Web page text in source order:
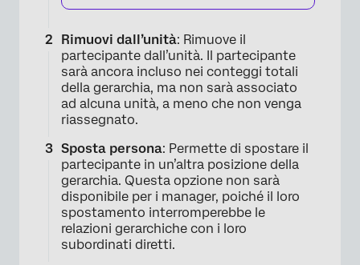
Rimuovi dall’unità: Rimuove il
partecipante dall’unità. Il partecipante
sarà ancora incluso nei conteggi totali
della gerarchia, ma non sarà associato
ad alcuna unità, a meno che non venga
riassegnato.
Sposta persona: Permette di spostare il
partecipante in un’altra posizione della
gerarchia. Questa opzione non sarà
disponibile per i manager, poiché il loro
spostamento interromperebbe le
relazioni gerarchiche con i loro
subordinati diretti.